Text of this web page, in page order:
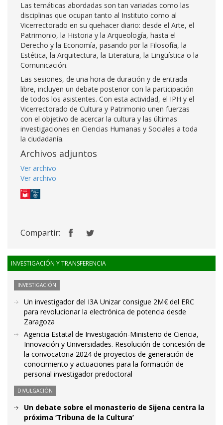
Las temáticas abordadas son tan variadas como las
disciplinas que ocupan tanto al Instituto como al
Vicerrectorado en su quehacer diario: desde el Arte, el
Patrimonio, la Historia y la Arqueología, hasta el
Derecho y la Economía, pasando por la Filosofía, la
Estética, la Arquitectura, la Literatura, la Lingüística o la
Comunicación.
Las sesiones, de una hora de duración y de entrada
libre, incluyen un debate posterior con la participación
de todos los asistentes. Con esta actividad, el IPH y el
Vicerrectorado de Cultura y Patrimonio unen fuerzas
con el objetivo de acercar la cultura y las últimas
investigaciones en Ciencias Humanas y Sociales a toda
la ciudadanía.
Archivos adjuntos
Ver archivo
Ver archivo
Compartir:
INVESTIGACIÓN Y TRANSFERENCIA
INVESTIGACIÓN
Un investigador del I3A Unizar consigue 2M€ del ERC
para revolucionar la electrónica de potencia desde
Zaragoza
Agencia Estatal de Investigación-Ministerio de Ciencia,
Innovación y Universidades. Resolución de concesión de
la convocatoria 2024 de proyectos de generación de
conocimiento y actuaciones para la formación de
personal investigador predoctoral
DIVULGACIÓN
Un debate sobre el monasterio de Sijena centra la
próxima ‘Tribuna de la Cultura’